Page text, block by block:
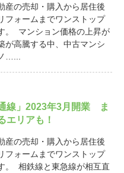
産の売却・購入から居住後
フォームまでワンストップ
。 マンション価格の上昇が
が高騰する中、中古マンシ
…...
線」2023年3月開業 ま
エリアも！
産の売却・購入から居住後
フォームまでワンストップ
。 相鉄線と東急線が相互直